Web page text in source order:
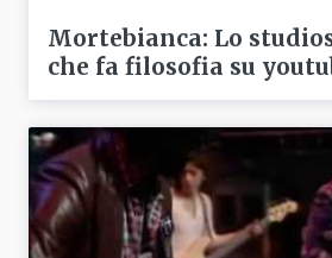
Mortebianca: Lo
che fa filosofia su